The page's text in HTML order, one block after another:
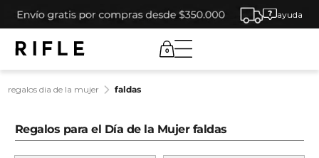
ayuda
0
regalos dia de la mujer faldas
Regalos para el Día de la Mujer faldas